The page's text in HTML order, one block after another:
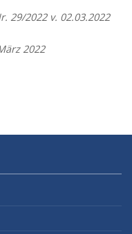
29/2022 v. 02.03.2022
2022